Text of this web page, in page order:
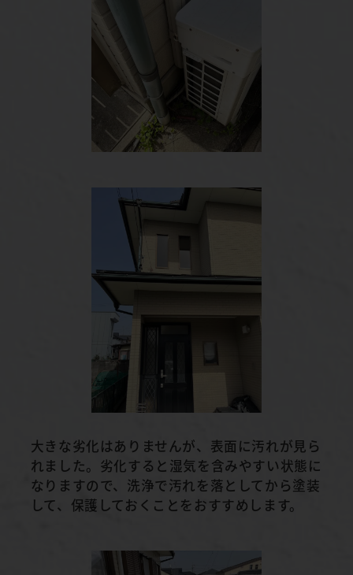
大きな劣化はありませんが、表面に汚れが見ら
れました。劣化すると湿気を含みやすい状態に
なりますので、洗浄で汚れを落としてから塗装
して、保護しておくことをおすすめします。